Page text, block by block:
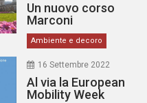
Un nuovo corso
Marconi
Ambiente e decoro
16 Settembre 2022
Al via la European
Mobility Week